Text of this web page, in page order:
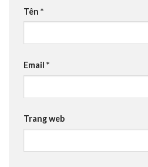
Tên *
Email *
Trang web